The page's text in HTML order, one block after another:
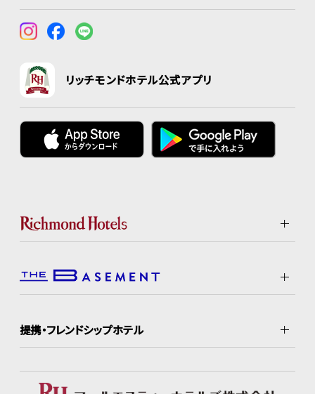
リッチモンドホテル公式アプリ
提携・フレンドシップホテル